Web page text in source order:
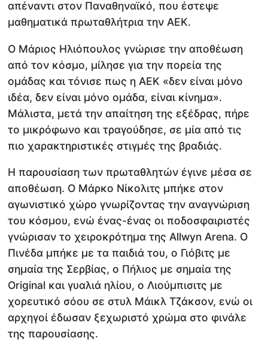
απέναντι στον Παναθηναϊκό, που έστεψε
μαθηματικά πρωταθλήτρια την ΑΕΚ.
Ο Μάριος Ηλιόπουλος γνώρισε την αποθέωση
από τον κόσμο, μίλησε για την πορεία της
ομάδας και τόνισε πως η ΑΕΚ «δεν είναι μόνο
ιδέα, δεν είναι μόνο ομάδα, είναι κίνημα».
Μάλιστα, μετά την απαίτηση της εξέδρας, πήρε
το μικρόφωνο και τραγούδησε, σε μία από τις
πιο χαρακτηριστικές στιγμές της βραδιάς.
Η παρουσίαση των πρωταθλητών έγινε μέσα σε
αποθέωση. Ο Μάρκο Νίκολιτς μπήκε στον
αγωνιστικό χώρο γνωρίζοντας την αναγνώριση
του κόσμου, ενώ ένας-ένας οι ποδοσφαιριστές
γνώρισαν το χειροκρότημα της Allwyn Arena. Ο
Πινέδα μπήκε με τα παιδιά του, ο Γιόβιτς με
σημαία της Σερβίας, ο Πήλιος με σημαία της
Original και γυαλιά ηλίου, ο Λιούμπισιτς με
χορευτικό σόου σε στυλ Μάικλ Τζάκσον, ενώ οι
αρχηγοί έδωσαν ξεχωριστό χρώμα στο φινάλε
της παρουσίασης.